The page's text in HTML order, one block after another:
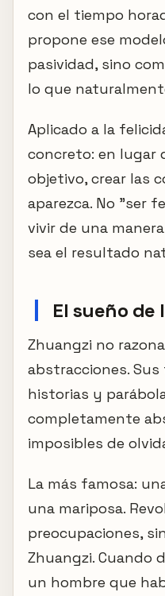
con el tiempo
propone ese
pasividad, sino
lo que
Aplicado a la
concreto: en lugar
objetivo, crear las
aparezca. No "ser
vivir de una
sea el resultado
El sueño de
Zhuangzi no
abstracciones.
historias y
completamente
imposibles de
La más famosa:
una mariposa.
preocupaciones,
Zhuangzi. Cuando
un hombre que